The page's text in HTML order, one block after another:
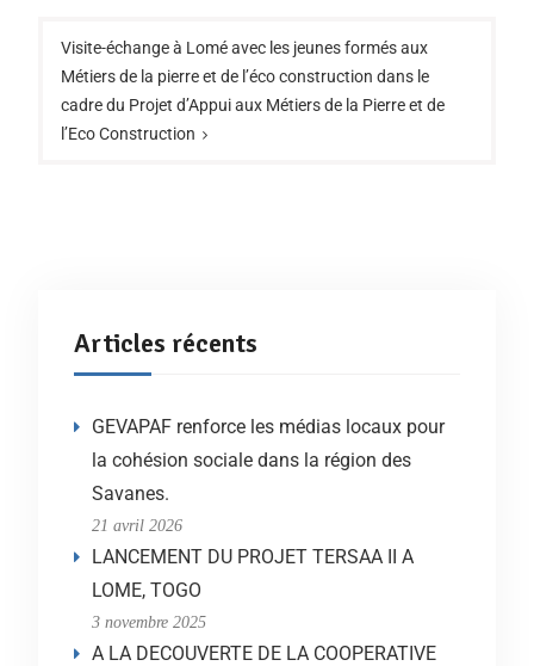
Visite-échange à Lomé avec les jeunes formés aux
Métiers de la pierre et de l’éco construction dans le
cadre du Projet d’Appui aux Métiers de la Pierre et de
l’Eco Construction
Articles récents
GEVAPAF renforce les médias locaux pour
la cohésion sociale dans la région des
Savanes.
21 avril 2026
LANCEMENT DU PROJET TERSAA II A
LOME, TOGO
3 novembre 2025
A LA DECOUVERTE DE LA COOPERATIVE